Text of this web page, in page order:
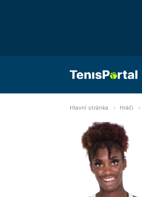
Hlavní stránka Hráči